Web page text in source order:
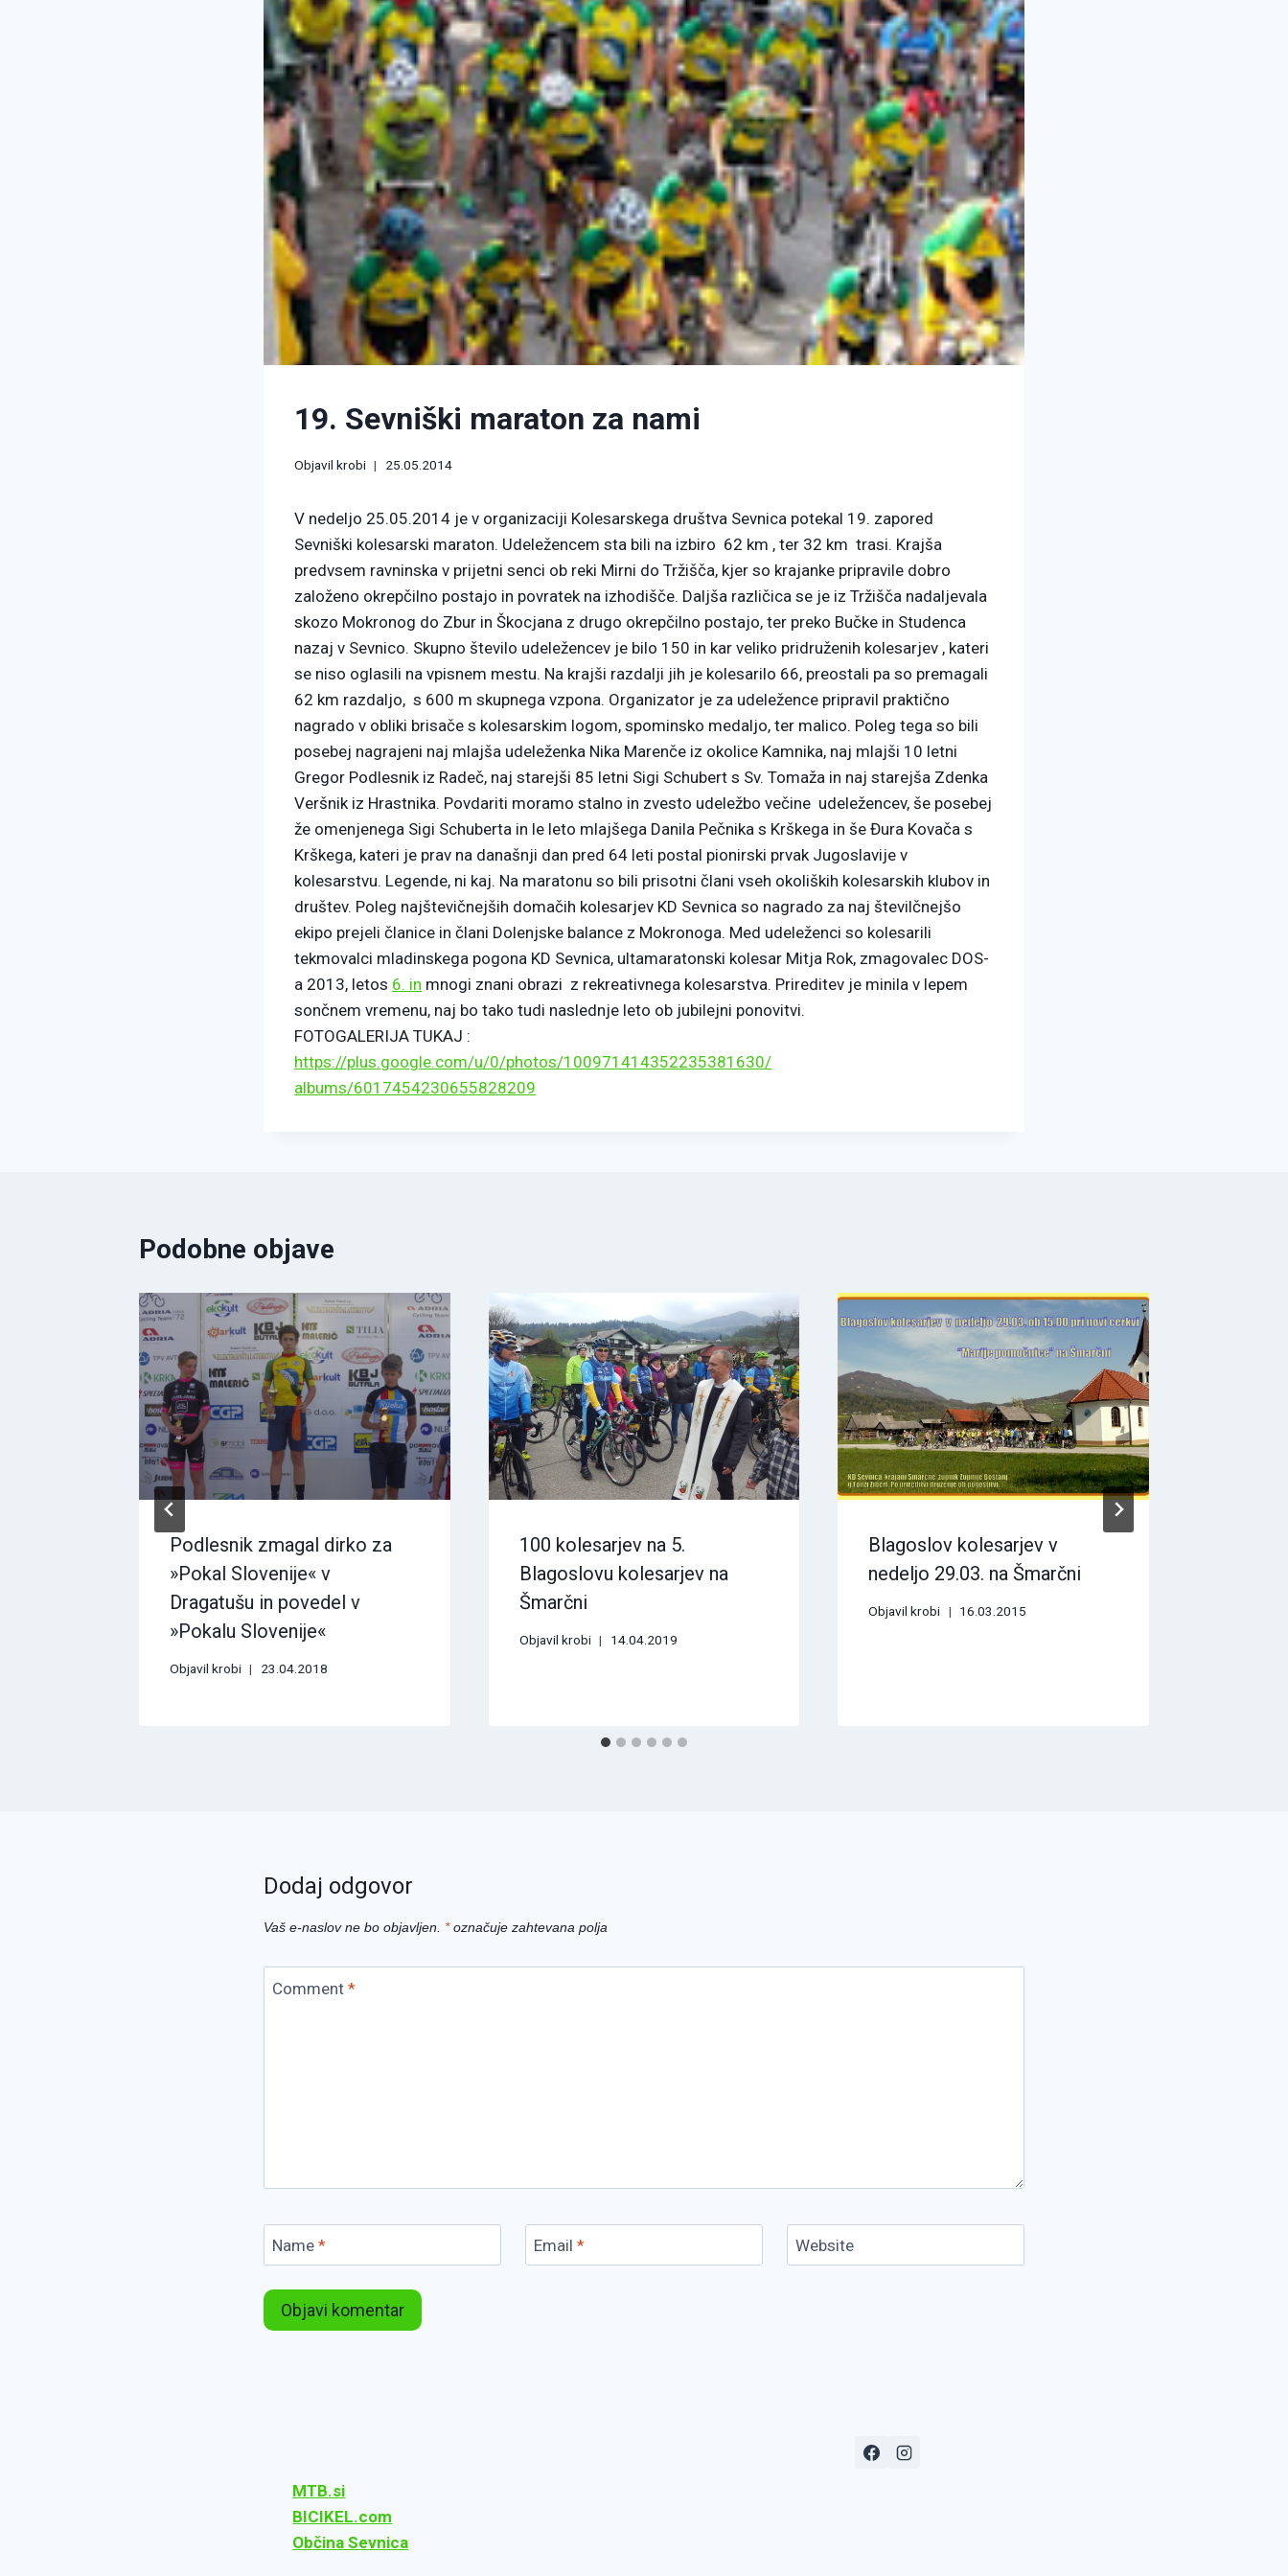
19. Sevniški maraton za nami
Objavil krobi 25.05.2014
V nedeljo 25.05.2014 je v organizaciji Kolesarskega društva Sevnica potekal 19. zapored
Sevniški kolesarski maraton. Udeležencem sta bili na izbiro 62 km , ter 32 km trasi. Krajša
predvsem ravninska v prijetni senci ob reki Mirni do Tržišča, kjer so krajanke pripravile dobro
založeno okrepčilno postajo in povratek na izhodišče. Daljša različica se je iz Tržišča nadaljevala
skozo Mokronog do Zbur in Škocjana z drugo okrepčilno postajo, ter preko Bučke in Studenca
nazaj v Sevnico. Skupno število udeležencev je bilo 150 in kar veliko pridruženih kolesarjev , kateri
se niso oglasili na vpisnem mestu. Na krajši razdalji jih je kolesarilo 66, preostali pa so premagali
62 km razdaljo, s 600 m skupnega vzpona. Organizator je za udeležence pripravil praktično
nagrado v obliki brisače s kolesarskim logom, spominsko medaljo, ter malico. Poleg tega so bili
posebej nagrajeni naj mlajša udeleženka Nika Marenče iz okolice Kamnika, naj mlajši 10 letni
Gregor Podlesnik iz Radeč, naj starejši 85 letni Sigi Schubert s Sv. Tomaža in naj starejša Zdenka
Veršnik iz Hrastnika. Povdariti moramo stalno in zvesto udeležbo večine udeležencev, še posebej
že omenjenega Sigi Schuberta in le leto mlajšega Danila Pečnika s Krškega in še Đura Kovača s
Krškega, kateri je prav na današnji dan pred 64 leti postal pionirski prvak Jugoslavije v
kolesarstvu. Legende, ni kaj. Na maratonu so bili prisotni člani vseh okoliških kolesarskih klubov in
društev. Poleg najštevičnejših domačih kolesarjev KD Sevnica so nagrado za naj številčnejšo
ekipo prejeli članice in člani Dolenjske balance z Mokronoga. Med udeleženci so kolesarili
tekmovalci mladinskega pogona KD Sevnica, ultamaratonski kolesar Mitja Rok, zmagovalec DOS-
a 2013, letos 6. in mnogi znani obrazi z rekreativnega kolesarstva. Prireditev je minila v lepem
sončnem vremenu, naj bo tako tudi naslednje leto ob jubilejni ponovitvi.
FOTOGALERIJA TUKAJ :
https://plus.google.com/u/0/photos/100971414352235381630/
albums/6017454230655828209
Podobne objave
Podlesnik zmagal dirko za
»Pokal Slovenije« v
Dragatušu in povedel v
»Pokalu Slovenije«
Objavil krobi 23.04.2018
100 kolesarjev na 5.
Blagoslovu kolesarjev na
Šmarčni
Objavil krobi 14.04.2019
Blagoslov kolesarjev v
nedeljo 29.03. na Šmarčni
Objavil krobi 16.03.2015
Dodaj odgovor
Vaš e-naslov ne bo objavljen. *označuje zahtevana polja
Comment *
Name * Email * Website
MTB.si
BICIKEL.com
Občina Sevnica